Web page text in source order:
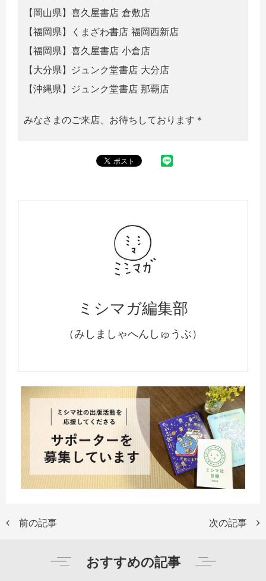
【岡山県】喜久屋書店 倉敷店
【福岡県】くまざわ書店 福岡西新店
【福岡県】喜久屋書店 小倉店
【大分県】ジュンク堂書店 大分店
【沖縄県】ジュンク堂書店 那覇店
みなさまのご来店、お待ちしております＊
ミシマガ編集部
（みしましゃへんしゅうぶ）
前の記事 次の記事
おすすめの記事